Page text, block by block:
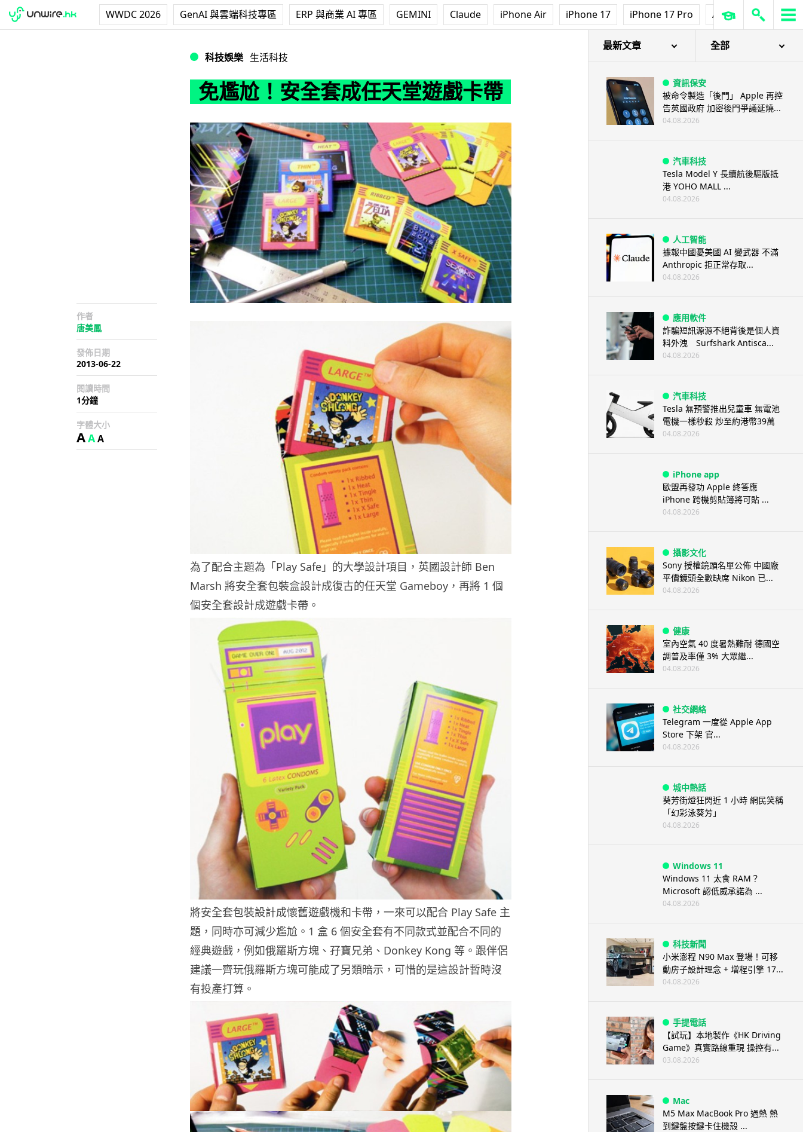
WWDC 2026 GenAI 與雲端科技專區 ERP 與商業 AI 專區 GEMINI Claude iPhone Air iPhone 17 iPhone 17 Pro AirPods Pro 3
科技娛樂 生活科技
免尷尬！安全套成任天堂遊戲卡帶
作者
唐美鳳
發佈日期
2013-06-22
閱讀時間
1分鐘
字體大小
AAA
為了配合主題為「Play Safe」的大學設計項目，英國設計師 Ben
Marsh 將安全套包裝盒設計成復古的任天堂 Gameboy，再將 1 個
個安全套設計成遊戲卡帶。
將安全套包裝設計成懷舊遊戲機和卡帶，一來可以配合 Play Safe 主
題，同時亦可減少尷尬。1 盒 6 個安全套有不同款式並配合不同的
經典遊戲，例如俄羅斯方塊、孖寶兄弟、Donkey Kong 等。跟伴侶
建議一齊玩俄羅斯方塊可能成了另類暗示，可惜的是這設計暫時沒
有投產打算。
最新文章 全部
資訊保安
被命令製造「後門」 Apple 再控
告英國政府 加密後門爭議延燒...
04.08.2026
汽車科技
Tesla Model Y 長續航後驅版抵
港 YOHO MALL ...
04.08.2026
人工智能
據報中國憂美國 AI 變武器 不滿
Anthropic 拒正常存取...
04.08.2026
應用軟件
詐騙短訊源源不絕背後是個人資
料外洩 Surfshark Antisca...
04.08.2026
汽車科技
Tesla 無預警推出兒童車 無電池
電機一樣秒殺 炒至約港幣39萬
04.08.2026
iPhone app
歐盟再發功 Apple 終答應
iPhone 跨機剪貼簿將可貼 ...
04.08.2026
攝影文化
Sony 授權鏡頭名單公佈 中國廠
平價鏡頭全數缺席 Nikon 已...
04.08.2026
健康
室內空氣 40 度暑熱難耐 德國空
調普及率僅 3% 大眾繼...
04.08.2026
社交網絡
Telegram 一度從 Apple App
Store 下架 官...
04.08.2026
城中熱話
葵芳街燈狂閃近 1 小時 網民笑稱
「幻彩泳葵芳」
04.08.2026
Windows 11
Windows 11 太食 RAM？
Microsoft 認低威承諾為 ...
04.08.2026
科技新聞
小米澎程 N90 Max 登場！可移
動房子設計理念 + 增程引擎 17...
04.08.2026
手提電話
【試玩】本地製作《HK Driving
Game》真實路線重現 操控有...
03.08.2026
Mac
M5 Max MacBook Pro 過熱 熱
到鍵盤按鍵卡住機殼 ...